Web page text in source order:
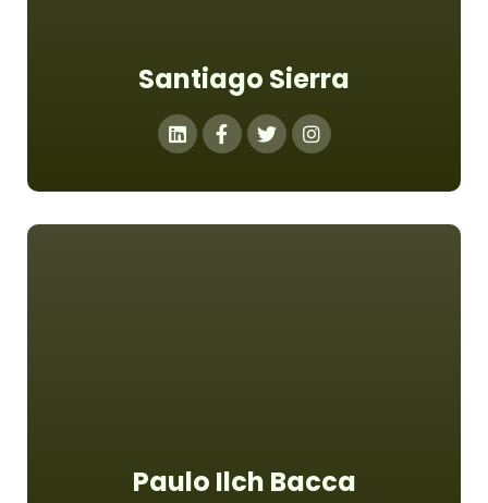
Santiago Sierra
Paulo Ilch Bacca